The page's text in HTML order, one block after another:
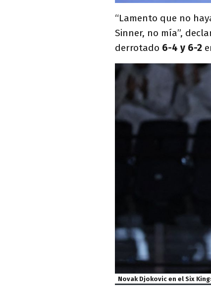
“Lamento que no
Sinner, no mía”,
derrotado 6-4 y 6-2
Novak Djokovic en el Six